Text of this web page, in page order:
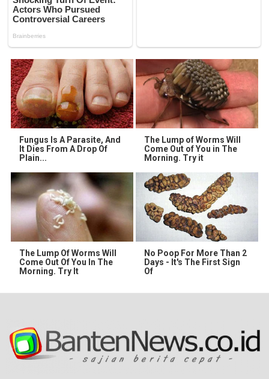
Fungus Is A Parasite, And
It Dies From A Drop Of
Plain...
The Lump of Worms Will
Come Out of You in The
Morning. Try it
The Lump Of Worms Will
Come Out Of You In The
Morning. Try It
No Poop For More Than 2
Days - It's The First Sign
Of